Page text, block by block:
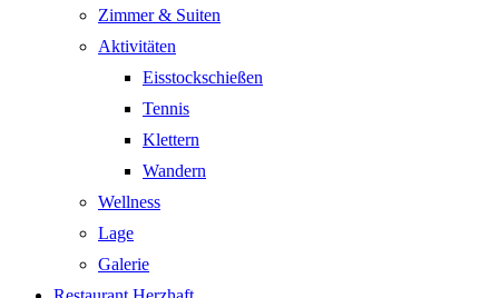
Zimmer & Suiten
Aktivitäten
Eisstockschießen
Tennis
Klettern
Wandern
Wellness
Lage
Galerie